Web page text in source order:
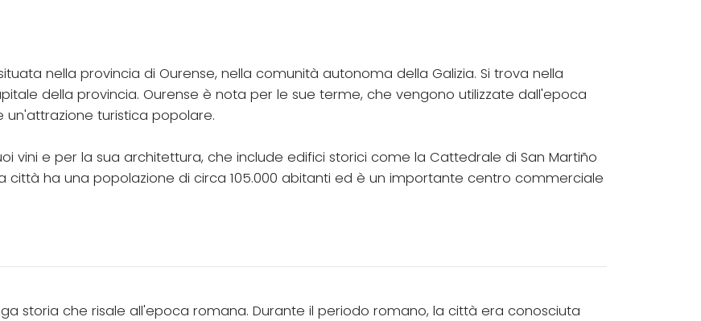
nella provincia di Ourense, nella comunità autonoma della Galizia. Si trova nella
della provincia. Ourense è nota per le sue terme, che vengono utilizzate dall'epoca
turistica popolare.
vini e per la sua architettura, che include edifici storici come la Cattedrale di San Martiño
città ha una popolazione di circa 105.000 abitanti ed è un importante centro commerciale
storia che risale all'epoca romana. Durante il periodo romano, la città era conosciuta